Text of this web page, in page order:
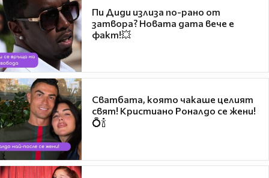
Пи Диди излиза по-рано от
затвора? Новата дата вече е
факт!💥
Сватбата, която чакаше целият
свят! Кристиано Роналдо се жени!
💍🍾